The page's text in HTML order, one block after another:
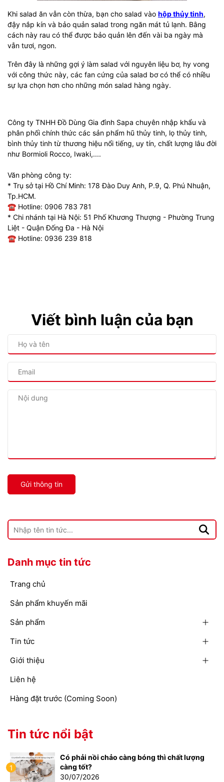
Khi salad ăn vẫn còn thừa, bạn cho salad vào hộp thủy tinh,
đậy nắp kín và bảo quản salad trong ngăn mát tủ lạnh. Bằng
cách này rau có thể được bảo quản lên đến vài ba ngày mà
vẫn tươi, ngon.
Trên đây là những gợi ý làm salad với nguyên liệu bơ, hy vong
với công thức này, các fan cứng của salad bơ có thể có nhiều
sự lựa chọn hơn cho những món salad hàng ngày.
Công ty TNHH Đồ Dùng Gia đình Sapa chuyên nhập khẩu và
phân phối chính thức các sản phẩm hũ thủy tinh, lọ thủy tinh,
bình thủy tinh từ thương hiệu nổi tiếng, uy tín, chất lượng lâu đời
như Bormioli Rocco, Iwaki,....
Văn phòng công ty:
* Trụ sở tại Hồ Chí Minh: 178 Đào Duy Anh, P.9, Q. Phú Nhuận,
Tp.HCM.
☎ Hotline: 0906 783 781
* Chi nhánh tại Hà Nội: 51 Phố Khương Thượng - Phường Trung
Liệt - Quận Đống Đa - Hà Nội
☎ Hotline: 0936 239 818
Viết bình luận của bạn
Gửi thông tin
Danh mục tin tức
Trang chủ
Sản phẩm khuyến mãi
Sản phẩm
Tin tức
Giới thiệu
Liên hệ
Hàng đặt trước (Coming Soon)
Tin tức nổi bật
1
Có phải nồi chảo càng bóng thì chất lượng
càng tốt?
30/07/2026